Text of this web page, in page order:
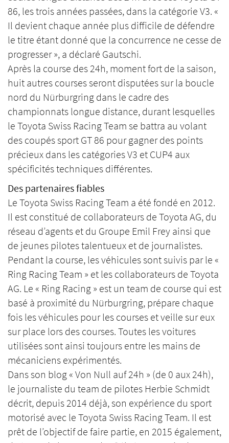
86, les trois années passées, dans la catégorie V3. «
Il devient chaque année plus difficile de défendre
le titre étant donné que la concurrence ne cesse de
progresser », a déclaré Gautschi.
Après la course des 24h, moment fort de la saison,
huit autres courses seront disputées sur la boucle
nord du Nürburgring dans le cadre des
championnats longue distance, durant lesquelles
le Toyota Swiss Racing Team se battra au volant
des coupés sport GT 86 pour gagner des points
précieux dans les catégories V3 et CUP4 aux
spécificités techniques différentes.
Des partenaires fiables
Le Toyota Swiss Racing Team a été fondé en 2012.
Il est constitué de collaborateurs de Toyota AG, du
réseau d’agents et du Groupe Emil Frey ainsi que
de jeunes pilotes talentueux et de journalistes.
Pendant la course, les véhicules sont suivis par le «
Ring Racing Team » et les collaborateurs de Toyota
AG. Le « Ring Racing » est un team de course qui est
basé à proximité du Nürburgring, prépare chaque
fois les véhicules pour les courses et veille sur eux
sur place lors des courses. Toutes les voitures
utilisées sont ainsi toujours entre les mains de
mécaniciens expérimentés.
Dans son blog « Von Null auf 24h » (de 0 aux 24h),
le journaliste du team de pilotes Herbie Schmidt
décrit, depuis 2014 déjà, son expérience du sport
motorisé avec le Toyota Swiss Racing Team. Il est
prêt de l’objectif de faire partie, en 2015 également,